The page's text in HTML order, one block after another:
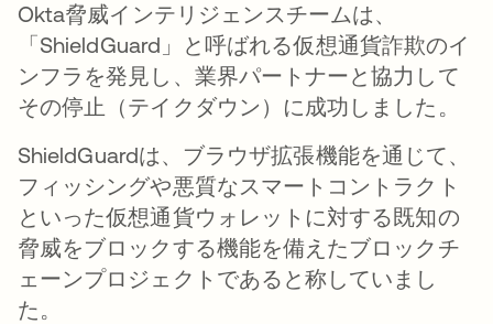
Okta脅威インテリジェンスチームは、
「ShieldGuard」と呼ばれる仮想通貨詐欺のイ
ンフラを発見し、業界パートナーと協力して
その停止（テイクダウン）に成功しました。
ShieldGuardは、ブラウザ拡張機能を通じて、
フィッシングや悪質なスマートコントラクト
といった仮想通貨ウォレットに対する既知の
脅威をブロックする機能を備えたブロックチ
ェーンプロジェクトであると称していまし
た。